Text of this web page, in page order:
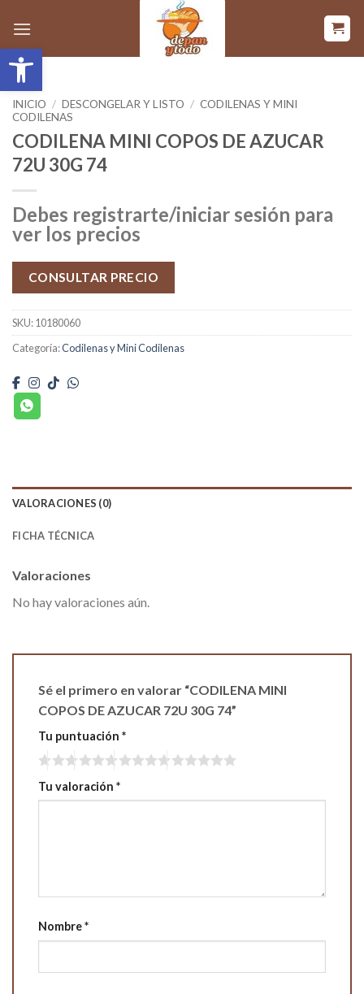
Abrir barra de herramientas
contenido
INICIO / DESCONGELAR Y LISTO / CODILENAS Y MINI
CODILENAS
CODILENA MINI COPOS DE AZUCAR
72U 30G 74
Debes registrarte/iniciar sesión para
ver los precios
CONSULTAR PRECIO
SKU:10180060
Categoría:Codilenas y Mini Codilenas
VALORACIONES (0)
FICHA TÉCNICA
Valoraciones
No hay valoraciones aún.
Sé el primero en valorar “CODILENA MINI
COPOS DE AZUCAR 72U 30G 74”
Tu puntuación *
Tu valoración *
Nombre*